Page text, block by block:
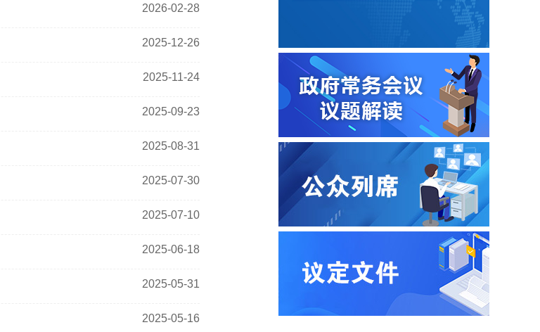
2026-02-28
2025-12-26
2025-11-24
2025-09-23
2025-08-31
2025-07-30
2025-07-10
2025-06-18
2025-05-31
2025-05-16